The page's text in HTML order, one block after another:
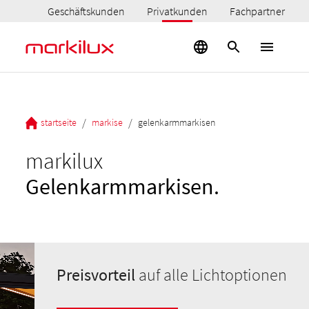
Geschäftskunden Privatkunden Fachpartner
startseite / markise / gelenkarmmarkisen
markilux
Gelenkarmmarkisen.
Preisvorteil auf alle Lichtoptionen